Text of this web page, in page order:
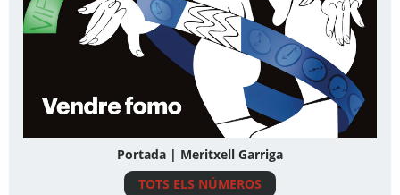
Portada | Meritxell Garriga
TOTS ELS NÚMEROS